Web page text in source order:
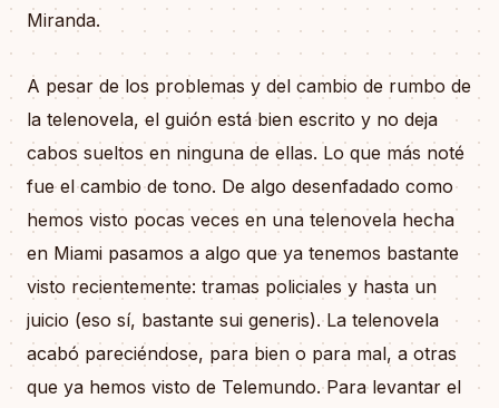
Miranda.
A pesar de los problemas y del cambio de rumbo de
la telenovela, el guión está bien escrito y no deja
cabos sueltos en ninguna de ellas. Lo que más noté
fue el cambio de tono. De algo desenfadado como
hemos visto pocas veces en una telenovela hecha
en Miami pasamos a algo que ya tenemos bastante
visto recientemente: tramas policiales y hasta un
juicio (eso sí, bastante sui generis). La telenovela
acabó pareciéndose, para bien o para mal, a otras
que ya hemos visto de Telemundo. Para levantar el